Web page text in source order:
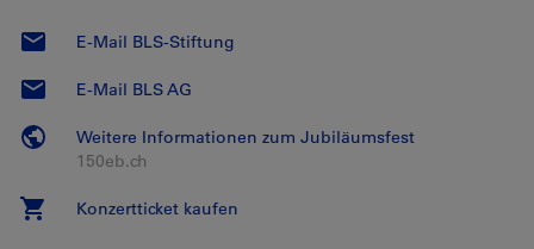
E-Mail BLS-Stiftung
E-Mail BLS AG
Weitere Informationen zum Jubiläumsfest
150eb.ch
Konzertticket kaufen